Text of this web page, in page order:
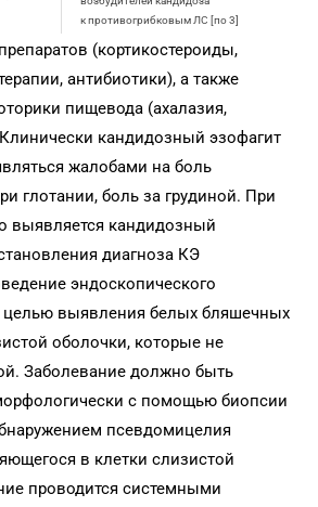
к противогрибковым ЛС [по 3]
(кортикостероиды,
антибиотики), а также
пищевода (ахалазия,
кандидозный эзофагит
жалобами на боль
глотании, боль за грудиной. При
выявляется кандидозный
диагноза КЭ
эндоскопического
целью выявления белых бляшечных
оболочки, которые не
Заболевание должно быть
с помощью биопсии
псевдомицелия
в клетки слизистой
проводится системными